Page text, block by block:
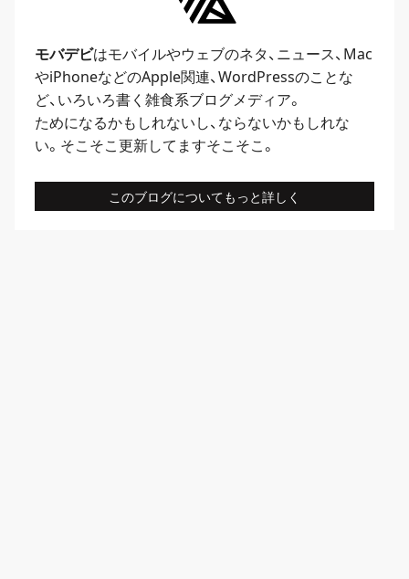
モバデビはモバイルやウェブのネタ、 ニュース、 Mac
やiPhoneなどのApple関連、WordPressのことな
ど、いろいろ書く雑食系ブログメディア。
ためになるかもしれないし、ならないかもしれな
い。そこそこ更新してますそこそこ。
このブログについてもっと詳しく